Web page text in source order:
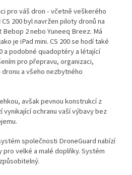
pro váš dron - včetně veškerého
200 byl navržen piloty dronů na
2 nebo Yuneeq Breez. Má
je iPad mini. CS 200 se hodí také
a podobné quadoptéry a létající
pro přepravu, organizaci,
a všeho nezbytného
avšak pevnou konstrukcí z
ochranu vaší výbavy bez
společnosti DroneGuard nabízí
velké a malé doplňky. Systém